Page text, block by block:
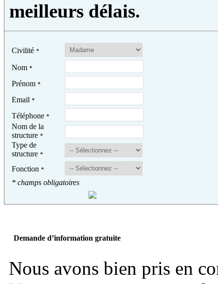
meilleurs délais.
Civilité *
Nom *
Prénom *
Email *
Téléphone *
Nom de la
structure *
Type de
structure *
Fonction *
* champs obligatoires
Demande d’information gratuite
Nous avons bien pris en